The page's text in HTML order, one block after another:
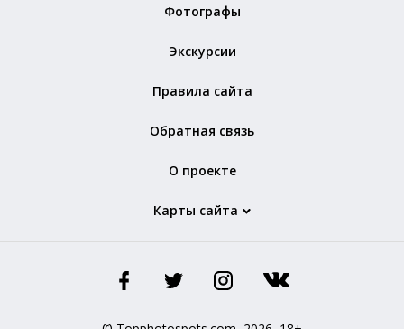
Фотографы
Экскурсии
Правила сайта
Обратная связь
О проекте
Карты сайта